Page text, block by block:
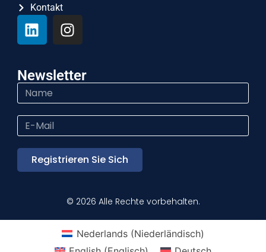
Kontakt
Newsletter
Registrieren Sie Sich
© 2026 Alle Rechte vorbehalten.
Nederlands(Niederländisch)